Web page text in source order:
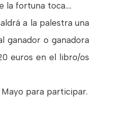
la fortuna toca....
a la palestra una
ganador o ganadora
euros en el libro/os
Mayo para participar.